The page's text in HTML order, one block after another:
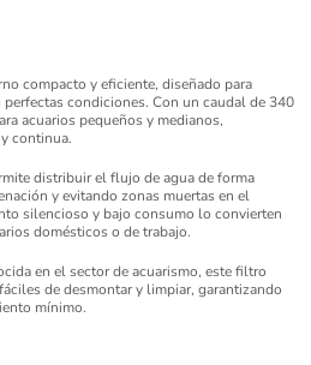
compacto y eficiente, diseñado para
condiciones. Con un caudal de 340
acuarios pequeños y medianos,
continua.
distribuir el flujo de agua de forma
y evitando zonas muertas en el
silencioso y bajo consumo lo convierten
domésticos o de trabajo.
en el sector de acuarismo, este filtro
de desmontar y limpiar, garantizando
mínimo.